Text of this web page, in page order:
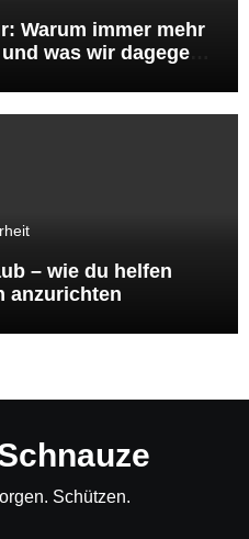
Warum immer mehr
was wir dagegen
– wie du helfen
anzurichten
Schützen.